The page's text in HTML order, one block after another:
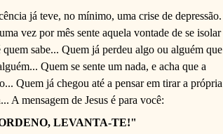
já teve, no mínimo, uma crise de depressão.
vez por mês sente aquela vontade de se isolar
sabe... Quem já perdeu algo ou alguém que
Quem se sente um nada, e acha que a
Quem já chegou até a pensar em tirar a própria
A mensagem de Jesus é para você:
LEVANTA-TE!"